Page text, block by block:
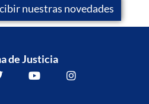
nuestras novedades
de Justicia